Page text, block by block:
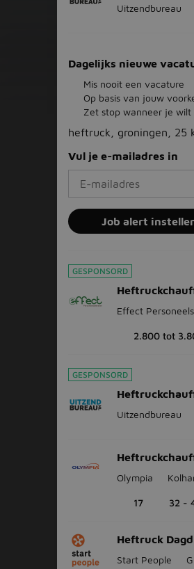
Uitzendbureau
Dagelijks nieuwe
Mis nooit een vacature
Op basis van jouw
Zet stop wanneer je wilt
heftruck, groningen, 25
Vul je e-mailadres in
Job alert
GESPONSORD
Effect
2.800 tot
GESPONSORD
Uitzendbureau
Olympia
17 32 -
Heftruck
Start People